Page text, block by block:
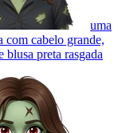
uma
com cabelo grande,
preta rasgada